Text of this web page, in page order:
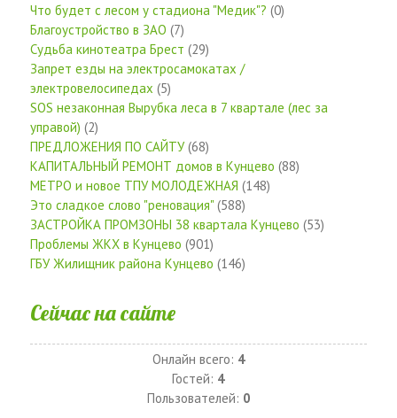
Что будет с лесом у стадиона "Медик"? (0)
Благоустройство в ЗАО (7)
Судьба кинотеатра Брест (29)
Запрет езды на электросамокатах /
электровелосипедах (5)
SOS незаконная Вырубка леса в 7 квартале (лес за
управой) (2)
ПРЕДЛОЖЕНИЯ ПО САЙТУ(68)
КАПИТАЛЬНЫЙ РЕМОНТ домов в Кунцево (88)
МЕТРО и новое ТПУ МОЛОДЕЖНАЯ (148)
Это сладкое слово "реновация" (588)
ЗАСТРОЙКА ПРОМЗОНЫ 38 квартала Кунцево (53)
Проблемы ЖКХ в Кунцево (901)
ГБУ Жилищник района Кунцево (146)
Сейчас на сайте
Онлайн всего: 4
Гостей: 4
Пользователей: 0